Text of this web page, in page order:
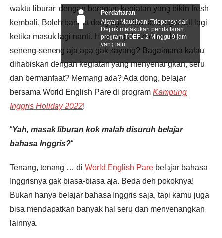
waktu liburan dengan beragam kegiatan yang bikin fresh
kembali. Boleh banget dong agar bisa semangat full lagi
ketika masuk lagi nanti. Hmm, tapi kalo cuma buat
seneng-seneng aja apa gak sayang? Bagaimana kalau
dihabiskan dengan kegiatan yang menyenangkan, seru
dan bermanfaat? Memang ada? Ada dong, belajar
bersama World English Pare di program Kampung
Inggris Holiday 2022!
“Yah, masak liburan kok malah disuruh belajar
bahasa Inggris?“
Tenang, tenang … di World English Pare belajar bahasa
Inggrisnya gak biasa-biasa aja. Beda deh pokoknya!
Bukan hanya belajar bahasa Inggris saja, tapi kamu juga
bisa mendapatkan banyak hal seru dan menyenangkan
lainnya.
Pendaftaran
Aisyah Maudivani Triopansy dari
Depok melakukan pendaftaran
program TOEFL 2 Minggu 9 jam
yang lalu.